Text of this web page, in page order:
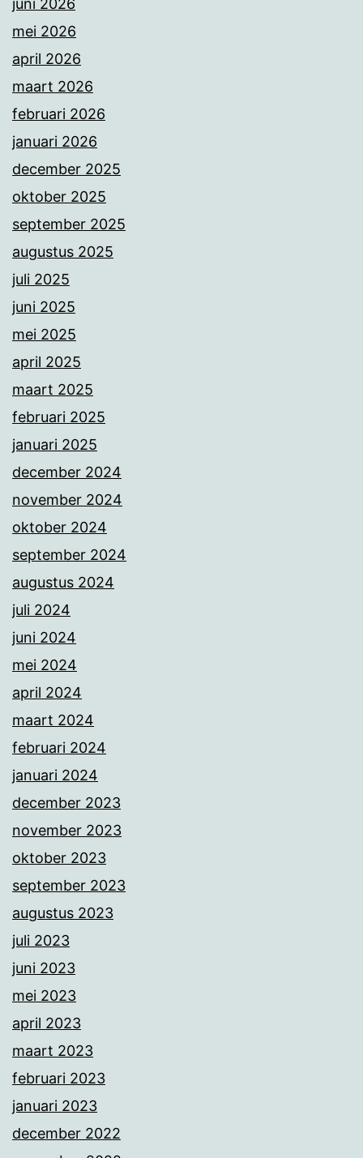
juni 2026
mei 2026
april 2026
maart 2026
februari 2026
januari 2026
december 2025
oktober 2025
september 2025
augustus 2025
juli 2025
juni 2025
mei 2025
april 2025
maart 2025
februari 2025
januari 2025
december 2024
november 2024
oktober 2024
september 2024
augustus 2024
juli 2024
juni 2024
mei 2024
april 2024
maart 2024
februari 2024
januari 2024
december 2023
november 2023
oktober 2023
september 2023
augustus 2023
juli 2023
juni 2023
mei 2023
april 2023
maart 2023
februari 2023
januari 2023
december 2022